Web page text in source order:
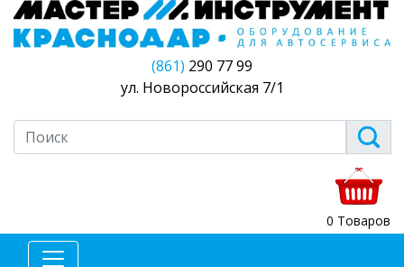
(861) 290 77 99
ул. Новороссийская 7/1
0 Товаров